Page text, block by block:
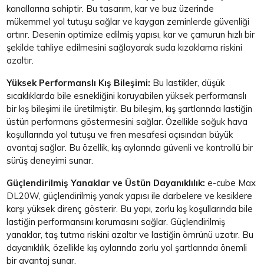
kanallarına sahiptir. Bu tasarım, kar ve buz üzerinde
mükemmel yol tutuşu sağlar ve kaygan zeminlerde güvenliği
artırır. Desenin optimize edilmiş yapısı, kar ve çamurun hızlı bir
şekilde tahliye edilmesini sağlayarak suda kızaklama riskini
azaltır.
Yüksek Performanslı Kış Bileşimi: Bu lastikler, düşük
sıcaklıklarda bile esnekliğini koruyabilen yüksek performanslı
bir kış bileşimi ile üretilmiştir. Bu bileşim, kış şartlarında lastiğin
üstün performans göstermesini sağlar. Özellikle soğuk hava
koşullarında yol tutuşu ve fren mesafesi açısından büyük
avantaj sağlar. Bu özellik, kış aylarında güvenli ve kontrollü bir
sürüş deneyimi sunar.
Güçlendirilmiş Yanaklar ve Üstün Dayanıklılık:e-cube Max
DL20W, güçlendirilmiş yanak yapısı ile darbelere ve kesiklere
karşı yüksek direnç gösterir. Bu yapı, zorlu kış koşullarında bile
lastiğin performansını korumasını sağlar. Güçlendirilmiş
yanaklar, taş tutma riskini azaltır ve lastiğin ömrünü uzatır. Bu
dayanıklılık, özellikle kış aylarında zorlu yol şartlarında önemli
bir avantaj sunar.